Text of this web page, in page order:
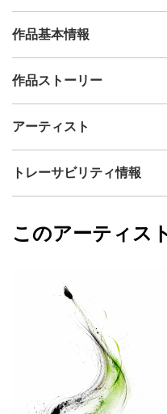
作品基本情報
出品者
制作年
デジタル
カラー
ブラック
配送目安
作品ストーリー
それは土の奥から芽吹く生命
アーティスト
Hakurei
フォローす
トレーサビリティ情報
Hakurei
このアーティス